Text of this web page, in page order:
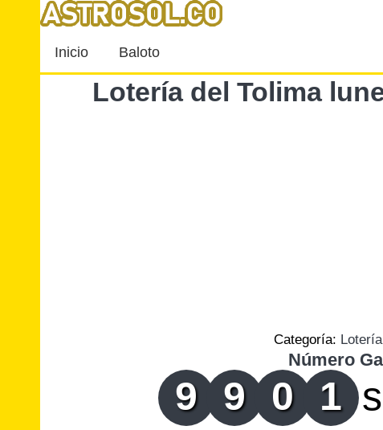
Inicio Baloto
Lotería del Tolima
Categoría:
Número
9 9 0 1